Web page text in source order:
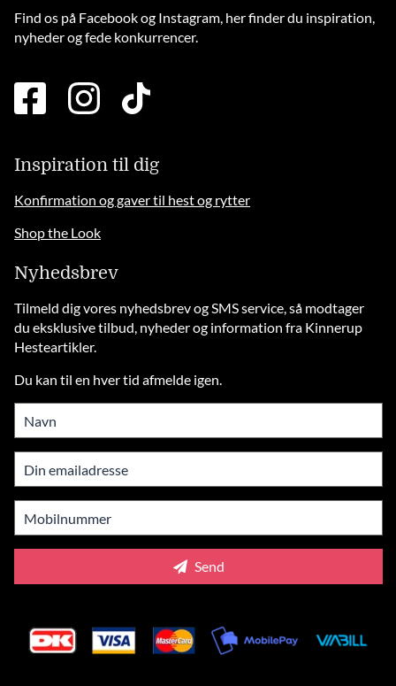
Find os på Facebook og Instagram, her finder du inspiration,
nyheder og fede konkurrencer.
facebook
square
instagramtiktok
Inspiration til dig
Konfirmation og gaver til hest og rytter
Shop the Look
Nyhedsbrev
Tilmeld dig vores nyhedsbrev og SMS service, så modtager
du eksklusive tilbud, nyheder og information fra Kinnerup
Hesteartikler.
Du kan til en hver tid afmelde igen.
Send